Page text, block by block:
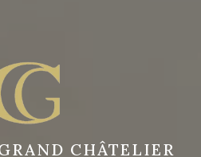
CHÂTELIER